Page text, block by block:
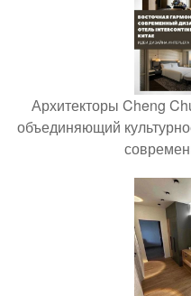
Архитекторы Cheng
объединяющий